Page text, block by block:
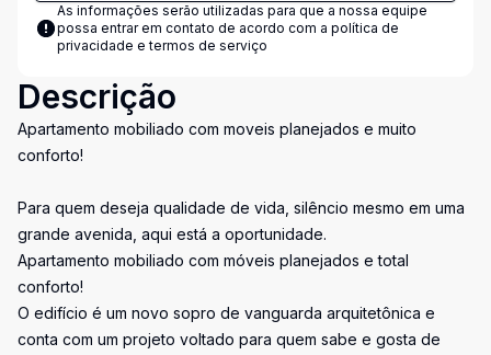
As informações serão utilizadas para que a nossa equipe
possa entrar em contato de acordo com a política de
privacidade e termos de serviço
Descrição
Apartamento mobiliado com moveis planejados e muito
conforto!
Para quem deseja qualidade de vida, silêncio mesmo em uma
grande avenida, aqui está a oportunidade.
Apartamento mobiliado com móveis planejados e total
conforto!
O edifício é um novo sopro de vanguarda arquitetônica e
conta com um projeto voltado para quem sabe e gosta de